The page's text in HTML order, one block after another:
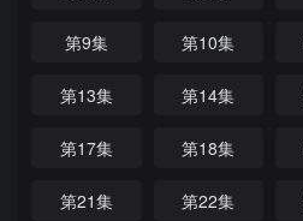
第9集 第10集
第13集 第14集
第17集 第18集
第21集 第22集